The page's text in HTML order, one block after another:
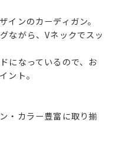
インのカーディガン。
ながら、Vネックでスッ
になっているので、お
ント。
・カラー豊富に取り揃